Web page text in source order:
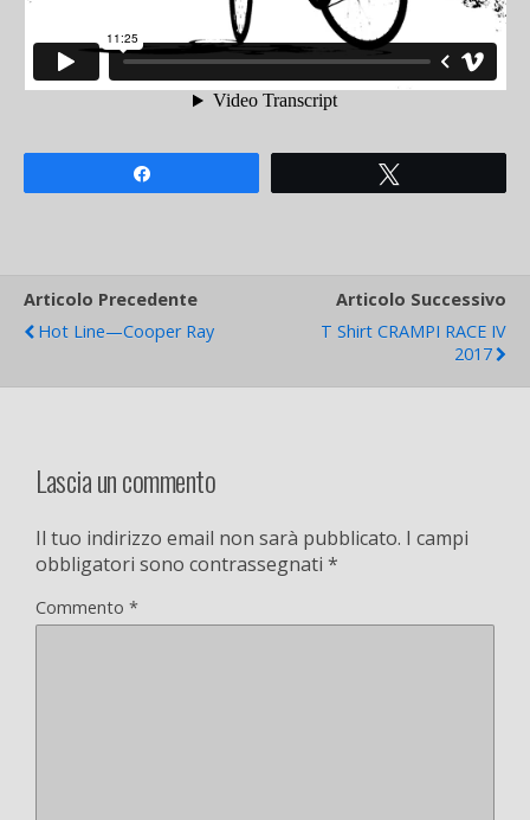
Articolo Precedente
Hot Line—Cooper Ray
Articolo Successivo
T Shirt CRAMPI RACE IV
2017
Lascia un commento
Il tuo indirizzo email non sarà pubblicato. I campi
obbligatori sono contrassegnati *
Commento *